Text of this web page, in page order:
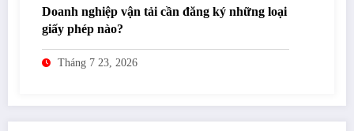
Doanh nghiệp vận tải cần đăng ký những loại
giấy phép nào?
Tháng 7 23, 2026